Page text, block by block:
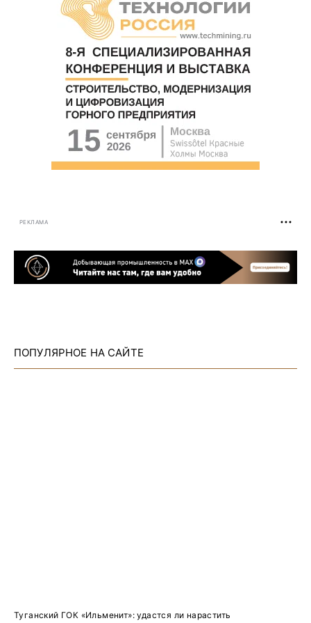
РЕКЛАМА
ПОПУЛЯРНОЕ НА САЙТЕ
Туганский ГОК «Ильменит»: удастся ли нарастить